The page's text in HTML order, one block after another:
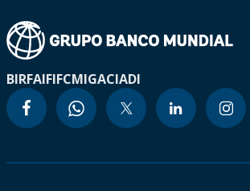
BIRFAIFIFCMIGACIADI